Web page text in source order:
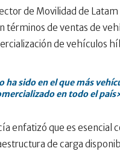
de Movilidad de
términos de ventas de
de vehículos
ha sido en el que más
en todo el
enfatizó que es esencial
de carga